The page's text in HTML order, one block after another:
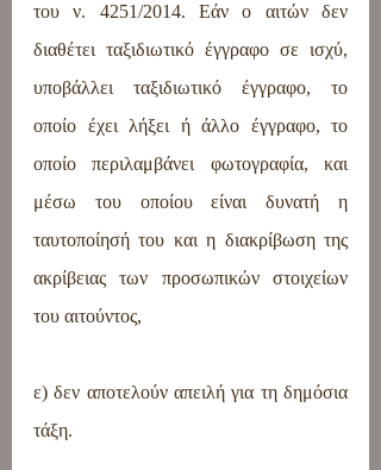
του ν. 4251/2014. Εάν ο αιτών δεν
διαθέτει ταξιδιωτικό έγγραφο σε ισχύ,
υποβάλλει ταξιδιωτικό έγγραφο, το
οποίο έχει λήξει ή άλλο έγγραφο, το
οποίο περιλαμβάνει φωτογραφία, και
μέσω του οποίου είναι δυνατή η
ταυτοποίησή του και η διακρίβωση της
ακρίβειας των προσωπικών στοιχείων
του αιτούντος,
ε) δεν αποτελούν απειλή για τη δημόσια
τάξη.